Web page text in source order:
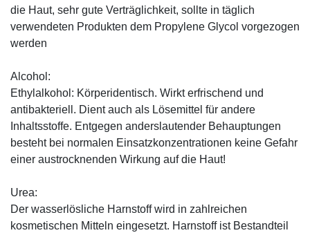
die Haut, sehr gute Verträglichkeit, sollte in täglich
verwendeten Produkten dem Propylene Glycol vorgezogen
werden
Alcohol:
Ethylalkohol: Körperidentisch. Wirkt erfrischend und
antibakteriell. Dient auch als Lösemittel für andere
Inhaltsstoffe. Entgegen anderslautender Behauptungen
besteht bei normalen Einsatzkonzentrationen keine Gefahr
einer austrocknenden Wirkung auf die Haut!
Urea:
Der wasserlösliche Harnstoff wird in zahlreichen
kosmetischen Mitteln eingesetzt. Harnstoff ist Bestandteil